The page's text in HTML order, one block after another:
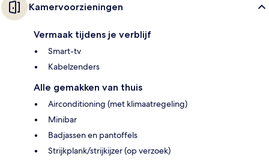
Kamervoorzieningen
Vermaak tijdens je verblijf
Smart-tv
Kabelzenders
Alle gemakken van thuis
Airconditioning (met klimaatregeling)
Minibar
Badjassen en pantoffels
Strijkplank/strijkijzer (op verzoek)